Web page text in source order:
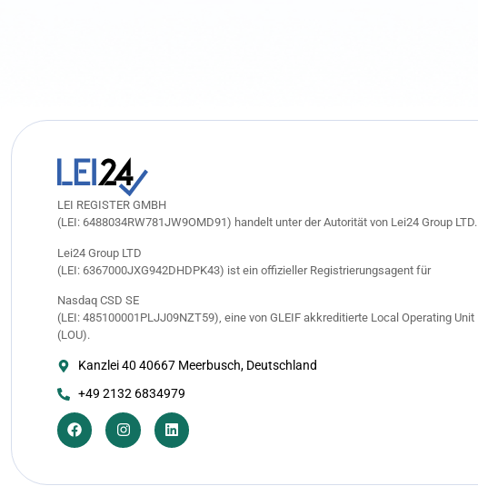
LEI REGISTER GMBH
(LEI: 6488034RW781JW9OMD91) handelt unter der Autorität von Lei24 Group LTD.
Lei24 Group LTD
(LEI: 6367000JXG942DHDPK43) ist ein offizieller Registrierungsagent für
Nasdaq CSD SE
(LEI: 485100001PLJJ09NZT59), eine von GLEIF akkreditierte Local Operating Unit
(LOU).
Kanzlei 40 40667 Meerbusch, Deutschland
+49 2132 6834979